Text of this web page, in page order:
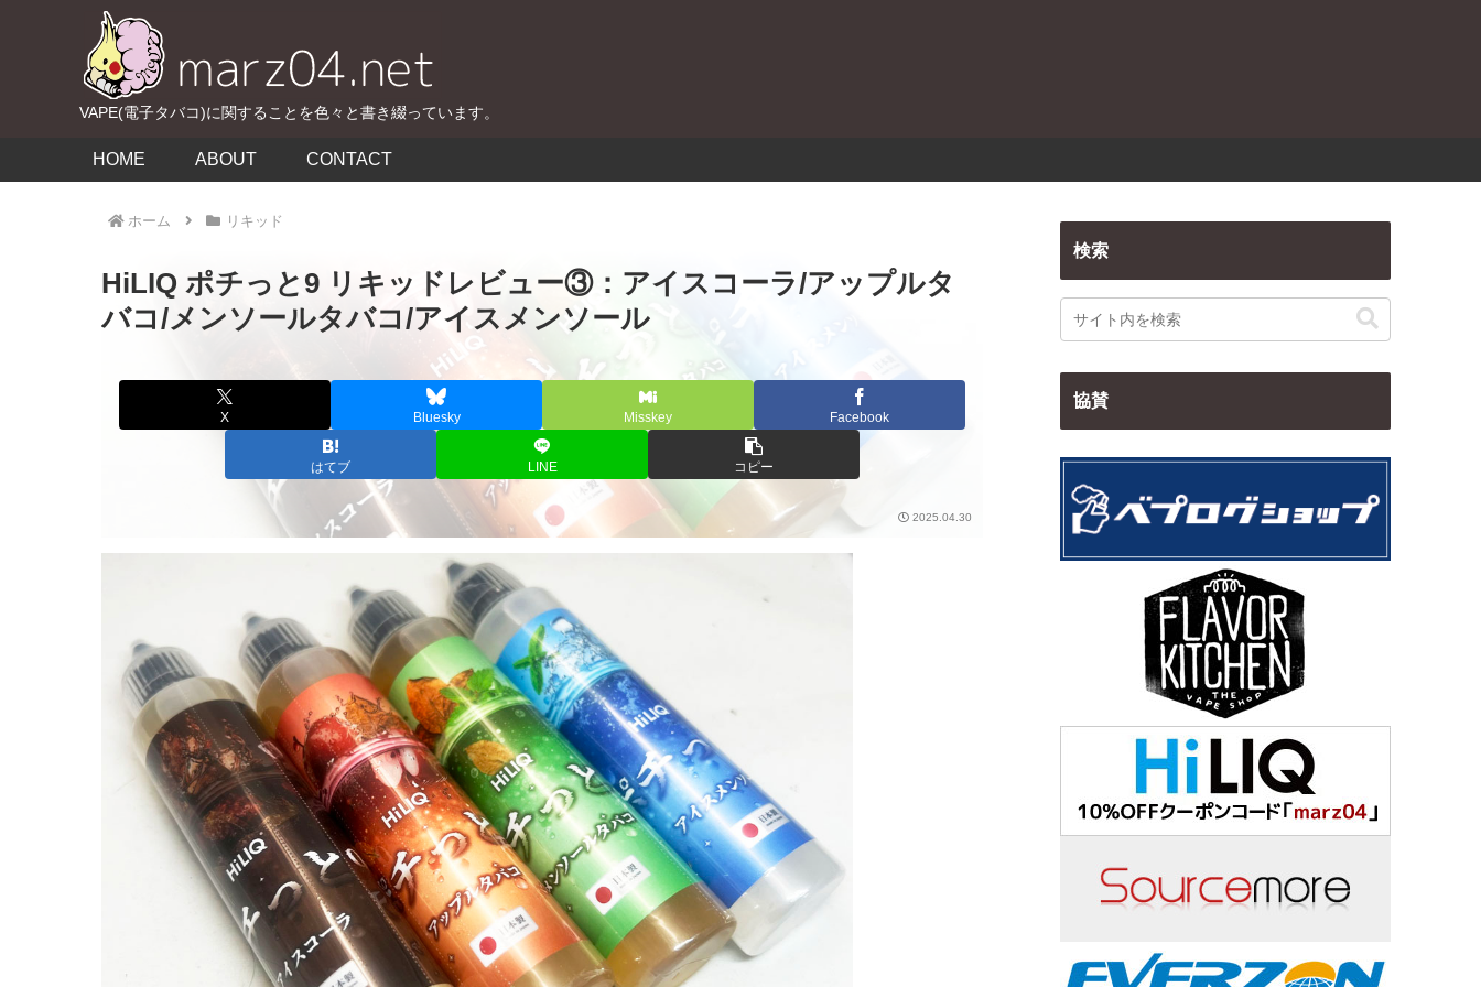
VAPE(電子タバコ)に関することを色々と書き綴っています。
HOME ABOUT CONTACT
ホーム リキッド
HiLIQ ポチっと9 リキッドレビュー③：アイスコーラ/アップルタ
バコ/メンソールタバコ/アイスメンソール
X Bluesky Misskey Facebook
はてブ LINE コピー
2025.04.30
検索
協賛